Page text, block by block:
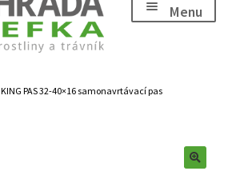
Menu
child
menu
Expand
KING PAS 32-40×16 samonavrtávací pas